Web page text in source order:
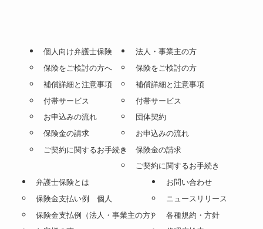
個人向け弁護士保険
保険をご検討の方へ
補償詳細と注意事項
付帯サービス
お申込みの流れ
保険金の請求
ご契約に関するお手続き
法人・事業主の方
保険をご検討の方
補償詳細と注意事項
付帯サービス
団体契約
お申込みの流れ
保険金の請求
ご契約に関するお手続き
弁護士保険とは
保険金支払い例 個人
保険金支払例（法人・事業主の方）
お問い合わせ
ニュースリリース
各種規約・方針